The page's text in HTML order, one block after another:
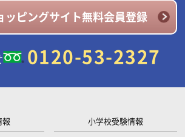
ッピングサイト無料会員登録
0120-53-2327
報
小学校受験情報